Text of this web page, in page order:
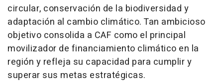
circular, conservación de la biodiversidad y
adaptación al cambio climático. Tan ambicioso
objetivo consolida a CAF como el principal
movilizador de financiamiento climático en la
región y refleja su capacidad para cumplir y
superar sus metas estratégicas.